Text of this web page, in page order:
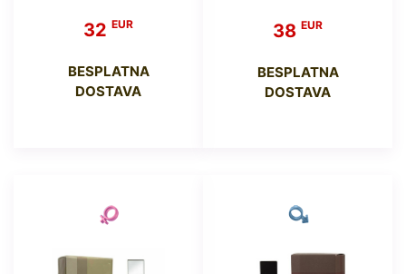
32 EUR
BESPLATNA
DOSTAVA
38 EUR
BESPLATNA
DOSTAVA